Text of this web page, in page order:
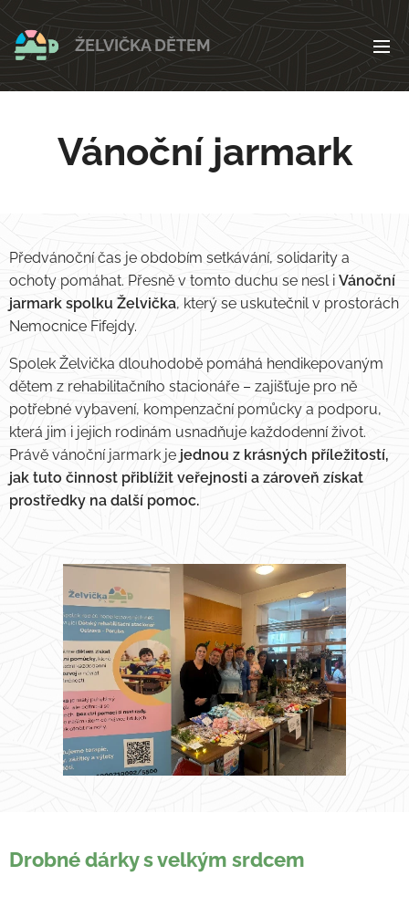
ŽELVIČKA DĚTEM
Vánoční jarmark
Předvánoční čas je obdobím setkávání, solidarity a
ochoty pomáhat. Přesně v tomto duchu se nesl i Vánoční
jarmark spolku Želvička, který se uskutečnil v prostorách
Nemocnice Fifejdy.
Spolek Želvička dlouhodobě pomáhá hendikepovaným
dětem z rehabilitačního stacionáře – zajišťuje pro ně
potřebné vybavení, kompenzační pomůcky a podporu,
která jim i jejich rodinám usnadňuje každodenní život.
Právě vánoční jarmark je jednou z krásných příležitostí,
jak tuto činnost přiblížit veřejnosti a zároveň získat
prostředky na další pomoc.
Drobné dárky s velkým srdcem